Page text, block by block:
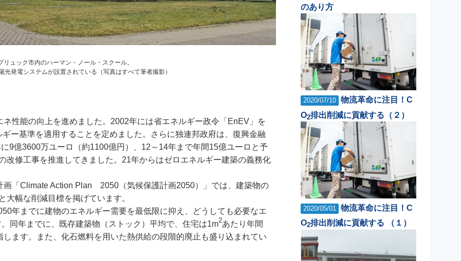
ュック市内のハーマン・ノール・スクール。
光発電システムが設置されている（写真はすべて筆者撮影）
性能の向上を進めました。2002年には省エネルギー政令「EnEV」を
ー基準を適用することを定めました。さらに独連邦政府は、復興金融
9億3600万ユーロ（約1100億円）、12～14年まで年間15億ユーロと予
改修工事を推進してきました。21年からはゼロエネルギー建築の義務化
「Climate Action Plan 2050（気候保護計画2050）」では、建築物の
幅な削減目標を掲げています。
年までに建物のエネルギー需要を最低限に抑え、どうしても必要なエ
同年までに、既存建築物（ストック）平均で、住宅は1m2あたり年間
ます。また、化石燃料を用いた熱供給の段階的廃止も盛り込まれてい
のあり方
2020/07/10 物流革命に注目！C
O2排出削減に貢献する（２）
2020/05/01
物流革命に注目！C
O2排出削減に貢献する （１）